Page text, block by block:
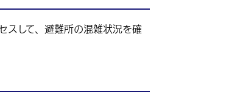
セスして、避難所の混雑状況を確